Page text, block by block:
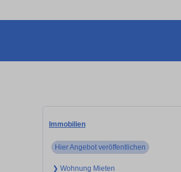
Immobilien
Hier Angebot veröffentlichen
❯ Wohnung Mieten